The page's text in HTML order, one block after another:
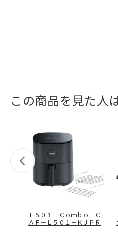
この商品を見た人
Ｌ５０１ Ｃｏｍｂｏ Ｃ
ＡＦ－Ｌ５０１－ＫＪＰＲ